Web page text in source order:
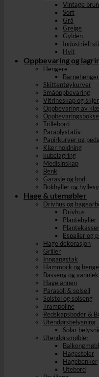
Vintage brun
Sort
Grå
Greige
Gylden
Industriell
Hvit
Oppbevaring og
Hengere
Skittentøykurver
Småoppbevaring
Vitrineskap og
Oppbevaring av
Trillebord
Paraplystativ
Papirkurver og
Klær holdning
kubelagring
Medisinskap
Benk
Garasje og bod
Bokhyller og
Hage & utemøbler
Drivhus og
Drivhus
Plantehyller
Plantekasser
Espalier og
Hage dekorasjon
Griller
Inngangstak
Hammock og
Basseng og vannlek
Hage annen
Parasoll & solseil
Solstol og solseng
Trampoline
Redskapsboder &
Utendørsbelysning
Solar
Utendørsmøbler
Hagestoler
Hagebenker
Utebord